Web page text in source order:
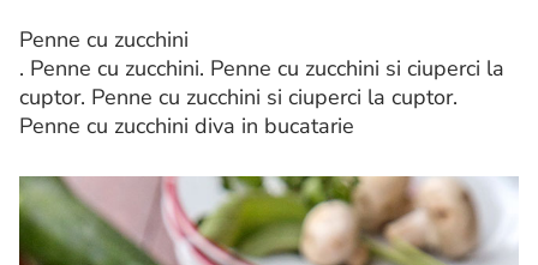
Penne cu zucchini
. Penne cu zucchini. Penne cu zucchini si ciuperci la
cuptor. Penne cu zucchini si ciuperci la cuptor.
Penne cu zucchini diva in bucatarie